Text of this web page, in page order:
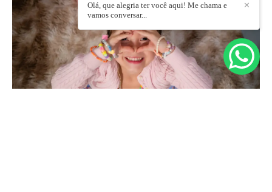
✕
Olá, que alegria ter você aqui! Me chama e
vamos conversar...